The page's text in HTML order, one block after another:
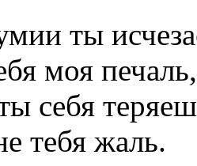
ты
моя печаль,
себя
тебя жаль.